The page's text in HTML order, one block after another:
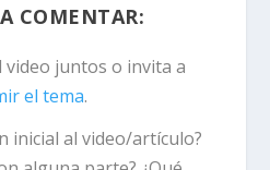
COMENTAR:
video juntos o invita a
el tema.
inicial al video/artículo?